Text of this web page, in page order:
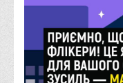
Моніторингу
Грантових
Грантові